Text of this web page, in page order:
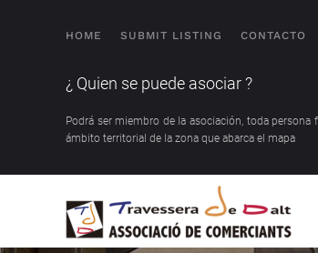
HOME SUBMIT LISTING CONTACTO
¿ Quien se puede asociar ?
Podrá ser miembro de la asociación, toda
ámbito territorial de la zona que abarca el mapa